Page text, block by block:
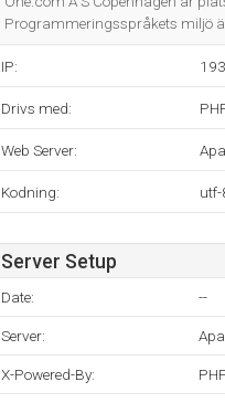
Programmeringsspråkets miljö
IP:
Drivs med:
Web Server:
Kodning: utf-
Server Setup
Date: --
Server:
X-Powered-By: